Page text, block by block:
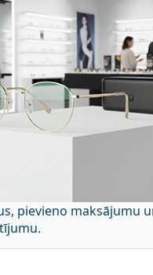
pievieno maksājumu